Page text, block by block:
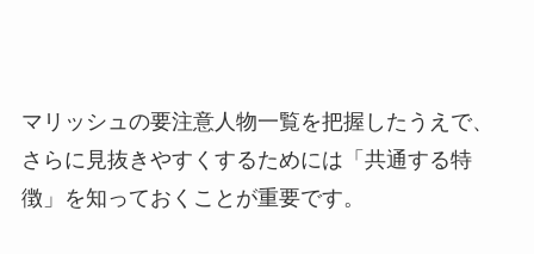
マリッシュの要注意人物一覧を把握したうえで、
さらに見抜きやすくするためには「共通する特
徴」を知っておくことが重要です。